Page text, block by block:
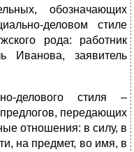
обозначающих
деловом стиле
рода: работник
Иванова, заявитель
делового стиля –
передающих
отношения: в силу, в
на предмет, во имя, в